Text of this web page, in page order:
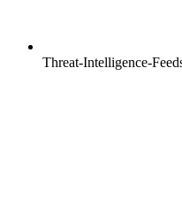
Threat-Intelligence-